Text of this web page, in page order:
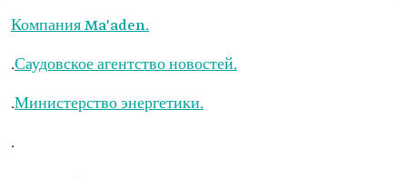
Компания Ma'aden.
.Саудовское агентство новостей.
.Министерство энергетики.
.